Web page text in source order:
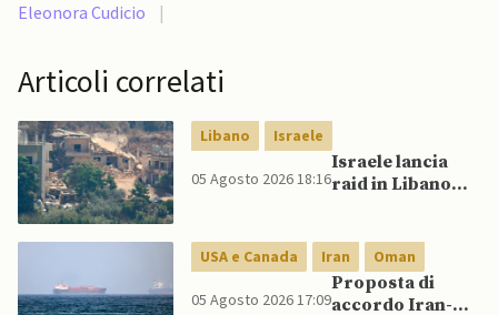
Eleonora Cudicio |
Articoli correlati
Libano Israele
05 Agosto 2026 18:16
Israele lancia
raid in Libano
tregua da parte
di Hezbollah
USA e Canada Iran Oman
05 Agosto 2026 17:09
Proposta di
accordo Iran-